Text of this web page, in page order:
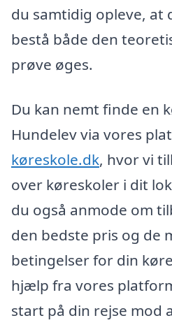
du samtidig opleve, at
bestå både den
prøve øges.
Du kan nemt finde en
Hundelev via vores
køreskole.dk, hvor vi
over køreskoler i dit
du også anmode om
den bedste pris og de
betingelser for din
hjælp fra vores
start på din rejse mod